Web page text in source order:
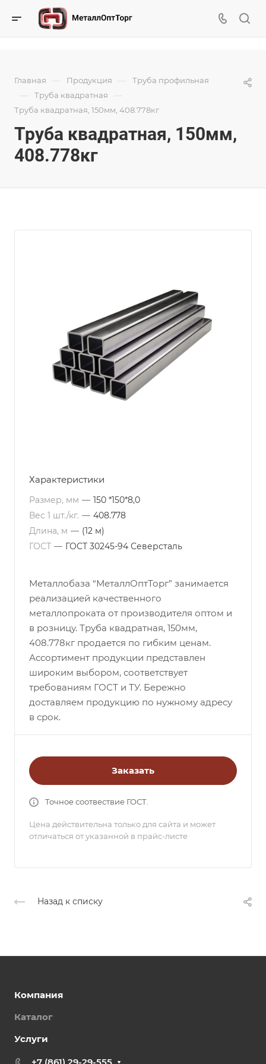
Главная — Продукция — Труба профильная
— Труба квадратная —
Труба квадратная, 150мм, 408.778кг
Труба квадратная, 150мм,
408.778кг
Характеристики
Размер, мм — 150 *150*8,0
Вес 1 шт./кг. — 408.778
Длина, м — (12 м)
ГОСТ — ГОСТ 30245-94 Северсталь
Металлобаза “МеталлОптТорг” занимается
реализацией качественного
металлопроката от производителя оптом и
в розницу. Труба квадратная, 150мм,
408.778кг продается по гибким ценам.
Ассортимент продукции представлен
широким выбором, соответствует
требованиям ГОСТ и ТУ. Бережно
доставляем продукцию по нужному адресу
в срок.
Заказать
Точное соотвествие ГОСТ.
Цена действительна только для сайта и может
отличаться от указанной в прайс-листе
Назад к списку
Компания
Каталог
Услуги